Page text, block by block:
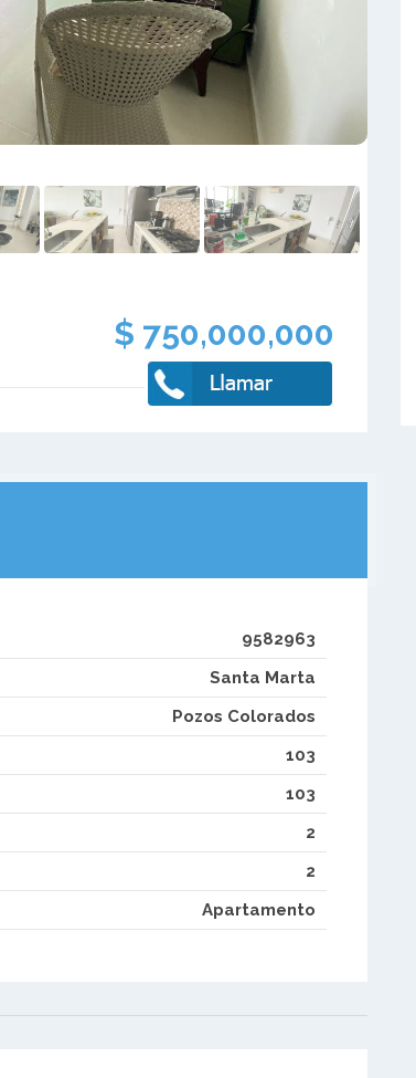
$ 750,000,000
9582963
Santa Marta
Pozos Colorados
103
103
2
2
Apartamento